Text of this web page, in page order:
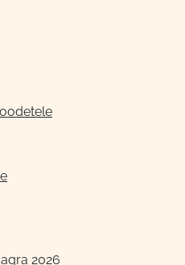
2026